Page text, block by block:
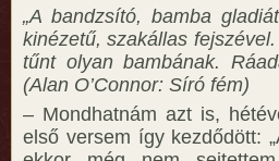
„A bandzsító, bamba
kinézetű, szakállas
tűnt olyan bambának.
(Alan O’Connor: Síró fém)
– Mondhatnám azt is,
első versem így kezdődött: